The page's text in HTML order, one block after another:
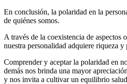
En conclusión, la polaridad en la
de quiénes somos.
A través de la coexistencia de aspectos
nuestra personalidad adquiere riqueza
Comprender y aceptar la polaridad en
demás nos brinda una mayor
y nos invita a cultivar un equilibrio